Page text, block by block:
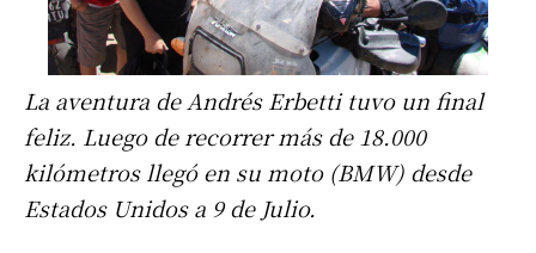
La aventura de Andrés Erbetti tuvo un final
feliz. Luego de recorrer más de 18.000
kilómetros llegó en su moto (BMW) desde
Estados Unidos a 9 de Julio.